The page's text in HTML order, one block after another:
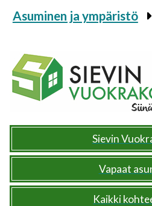
here:
You
Asuminen ja ympäristö
Sievin
Vapaat
Kaikki